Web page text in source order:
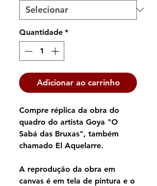
Quantidade *
Adicionar ao carrinho
Compre réplica da obra do
quadro do artista Goya "O
Sabá das Bruxas", também
chamado El Aquelarre.
A reprodução da obra em
canvas é em tela de pintura e o